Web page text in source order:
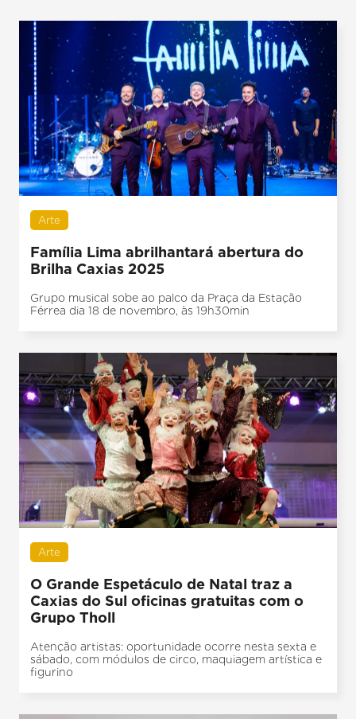
Arte
Família Lima abrilhantará abertura do
Brilha Caxias 2025
Grupo musical sobe ao palco da Praça da Estação
Férrea dia 18 de novembro, às 19h30min
Arte
O Grande Espetáculo de Natal traz a
Caxias do Sul oficinas gratuitas com o
Grupo Tholl
Atenção artistas: oportunidade ocorre nesta sexta e
sábado, com módulos de circo, maquiagem artística e
figurino